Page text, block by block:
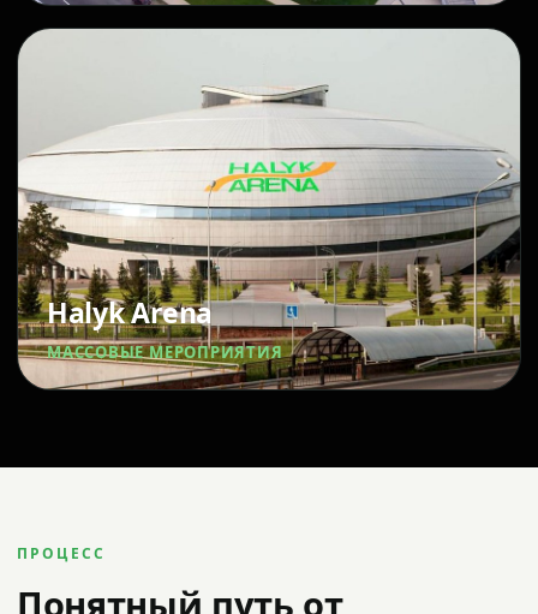
Halyk Arena
МАССОВЫЕ МЕРОПРИЯТИЯ
ПРОЦЕСС
Понятный путь от